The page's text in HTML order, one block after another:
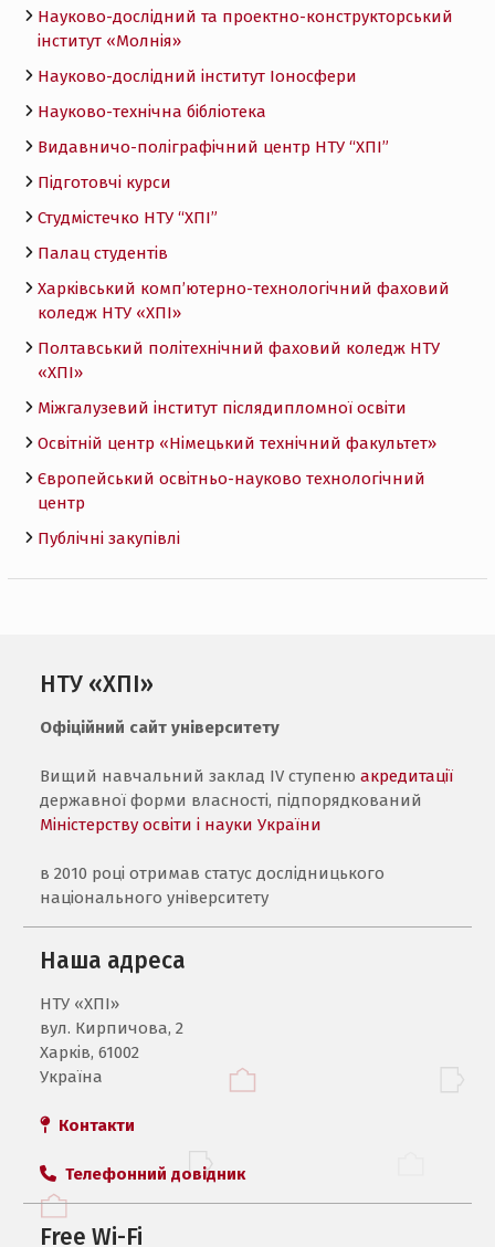
Науково-дослідний та проектно-конструкторський
інститут «Молнія»
Науково-дослідний інститут Іоносфери
Науково-технічна бібліотека
Видавничо-поліграфічний центр НТУ “ХПІ”
Підготовчі курси
Студмістечко НТУ “ХПІ”
Палац студентів
Харківський комп’ютерно-технологічний фаховий
коледж НТУ «ХПI»
Полтавський політехнічний фаховий коледж НТУ
«ХПI»
Міжгалузевий інститут післядипломної освіти
Освітній центр «Німецький технічний факультет»
Європейський освітньо-науково технологічний
центр
Публічні закупівлі
НТУ «ХПІ»
Офіційний сайт університету
Вищий навчальний заклад IV ступенюакредитації
державної форми власності, підпорядкований
Міністерству освіти і науки України
в 2010 році отримав статус дослідницького
національного університету
Наша адреса
НТУ «ХПI»
вул. Кирпичова, 2
Харків, 61002
Україна
Контакти
Телефонний довідник
Free Wi-Fi